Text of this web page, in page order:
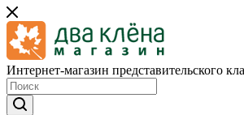
Интернет-магазин представительского